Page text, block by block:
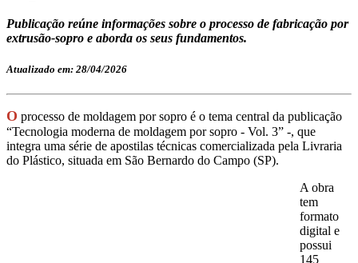
Publicação reúne informações sobre o processo de fabricação por
extrusão-sopro e aborda os seus fundamentos.
Atualizado em: 28/04/2026
O processo de moldagem por sopro é o tema central da publicação
“Tecnologia moderna de moldagem por sopro - Vol. 3” -, que
integra uma série de apostilas técnicas comercializada pela Livraria
do Plástico, situada em São Bernardo do Campo (SP).
A obra
tem
formato
digital e
possui
145